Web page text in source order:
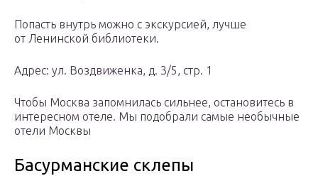
Попасть внутрь можно с экскурсией, лучше
от Ленинской библиотеки.
Адрес: ул. Воздвиженка, д. 3/5, стр. 1
Чтобы Москва запомнилась сильнее, остановитесь в
интересном отеле. Мы подобрали самые необычные
отели Москвы
Басурманские склепы